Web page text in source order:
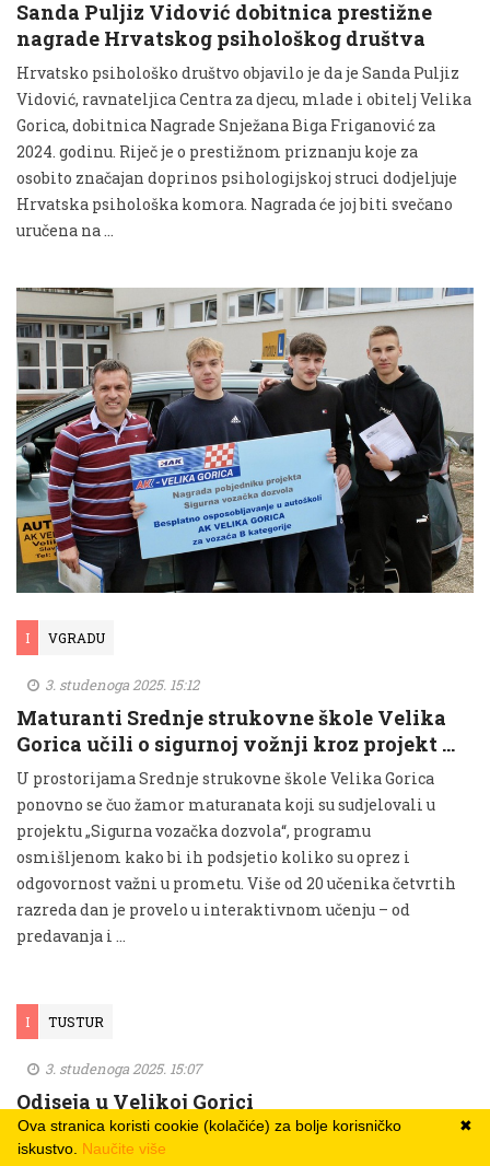
Sanda Puljiz Vidović dobitnica prestižne
nagrade Hrvatskog psihološkog društva
Hrvatsko psihološko društvo objavilo je da je Sanda Puljiz
Vidović, ravnateljica Centra za djecu, mlade i obitelj Velika
Gorica, dobitnica Nagrade Snježana Biga Friganović za
2024. godinu. Riječ je o prestižnom priznanju koje za
osobito značajan doprinos psihologijskoj struci dodjeljuje
Hrvatska psihološka komora. Nagrada će joj biti svečano
uručena na …
I VGRADU
3. studenoga 2025. 15:12
Maturanti Srednje strukovne škole Velika
Gorica učili o sigurnoj vožnji kroz projekt …
U prostorijama Srednje strukovne škole Velika Gorica
ponovno se čuo žamor maturanata koji su sudjelovali u
projektu „Sigurna vozačka dozvola“, programu
osmišljenom kako bi ih podsjetio koliko su oprez i
odgovornost važni u prometu. Više od 20 učenika četvrtih
razreda dan je provelo u interaktivnom učenju – od
predavanja i …
I TUSTUR
3. studenoga 2025. 15:07
Odiseja u Velikoj Gorici
Četvero francuskih umjetnika izvelo je trodnevni
✖
Ova stranica koristi cookie (kolačiće) za bolje korisničko
iskustvo. Naučite više